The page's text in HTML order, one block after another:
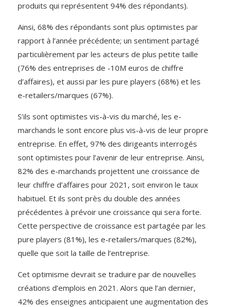
produits qui représentent 94% des répondants).
Ainsi, 68% des répondants sont plus optimistes par
rapport à l’année précédente; un sentiment partagé
particulièrement par les acteurs de plus petite taille
(76% des entreprises de -10M euros de chiffre
d’affaires), et aussi par les pure players (68%) et les
e-retailers/marques (67%).
S’ils sont optimistes vis-à-vis du marché, les e-
marchands le sont encore plus vis-à-vis de leur propre
entreprise. En effet, 97% des dirigeants interrogés
sont optimistes pour l’avenir de leur entreprise. Ainsi,
82% des e-marchands projettent une croissance de
leur chiffre d’affaires pour 2021, soit environ le taux
habituel. Et ils sont près du double des années
précédentes à prévoir une croissance qui sera forte.
Cette perspective de croissance est partagée par les
pure players (81%), les e-retailers/marques (82%),
quelle que soit la taille de l’entreprise.
Cet optimisme devrait se traduire par de nouvelles
créations d’emplois en 2021. Alors que l’an dernier,
42% des enseignes anticipaient une augmentation des